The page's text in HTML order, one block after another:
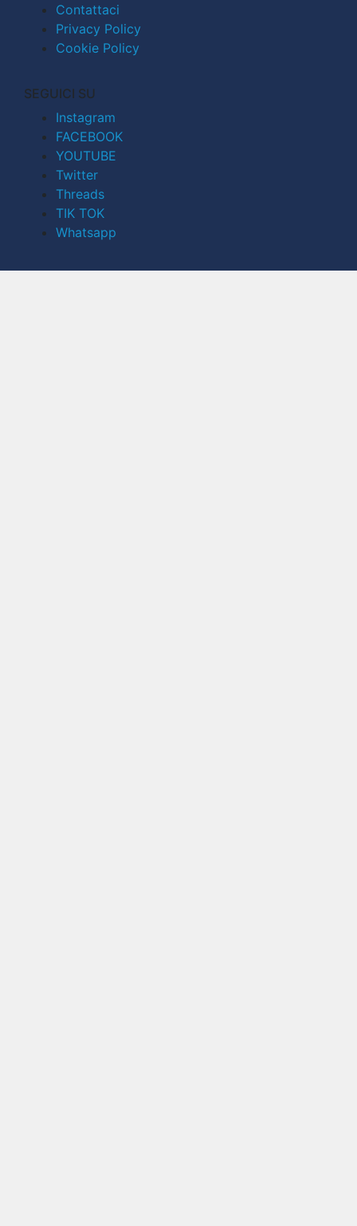
Contattaci
Privacy Policy
Cookie Policy
SEGUICI SU
Instagram
FACEBOOK
YOUTUBE
Twitter
Threads
TIK TOK
Whatsapp